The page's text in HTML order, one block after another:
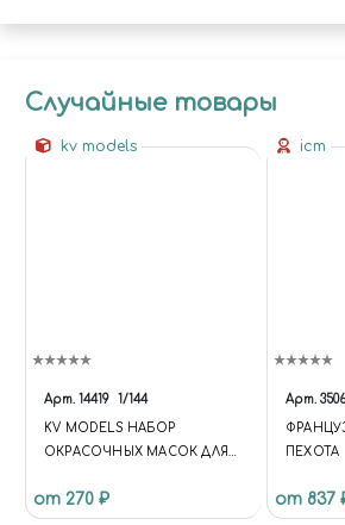
Случайные товары
kv models
Арт. 14419 1/144
KV MODELS НАБОР
ОКРАСОЧНЫХ МАСОК ДЛЯ
от 270 ₽
icm
Арт.
ПЕХОТА
от 837